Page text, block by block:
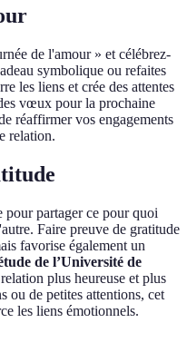
de l'amour » et célébrez-
symbolique ou refaites
les liens et crée des attentes
vœux pour la prochaine
réaffirmer vos engagements
relation.
pour partager ce pour quoi
Faire preuve de gratitude
favorise également un
de l’Université de
plus heureuse et plus
ou de petites attentions, cet
les liens émotionnels.